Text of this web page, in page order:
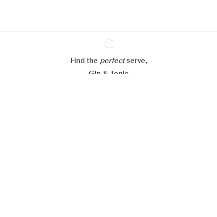
Ginventory
Find the perfectserve,
Gin & Tonic